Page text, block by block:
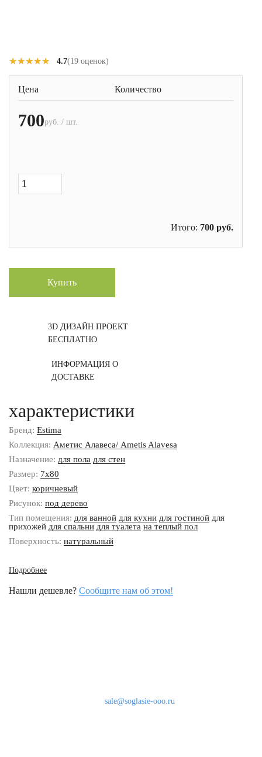
★★★★★
★★★★★ 4.7(19 оценок)
Цена Количество
700руб. / шт.
Итого: 700 руб.
Купить
3D ДИЗАЙН ПРОЕКТ
БЕСПЛАТНО
ИНФОРМАЦИЯ О
ДОСТАВКЕ
характеристики
Бренд: Estima
Коллекция: Аметис Алавеса/ Ametis Alavesa
Назначение: для пола для стен
Размер: 7x80
Цвет: коричневый
Рисунок: под дерево
Тип помещения: для ванной для кухни для гостиной для
прихожей для спальни для туалета на теплый пол
Поверхность: натуральный
Подробнее
Нашли дешевле? Сообщите нам об этом!
sale@soglasie-ooo.ru